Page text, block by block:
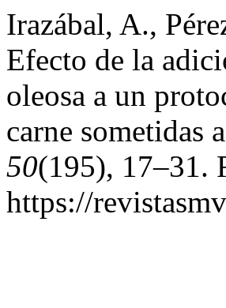
Irazábal, A.,
Efecto de la
oleosa a un
carne sometidas
50(195), 17–31.
https://